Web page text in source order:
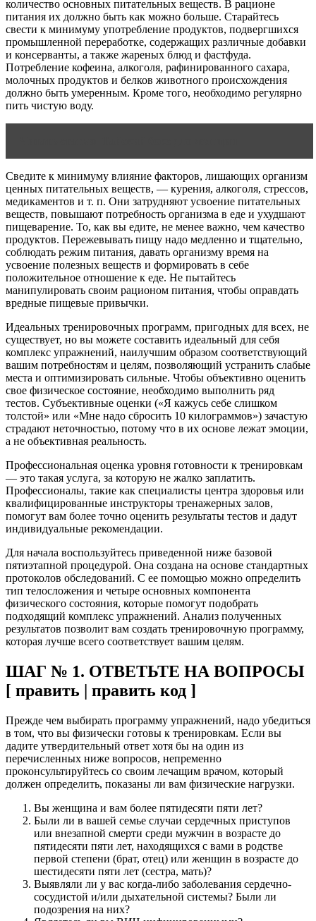
количество основных питательных веществ. В рационе
питания их должно быть как можно больше. Старайтесь
свести к минимуму употребление продуктов, подвергшихся
промышленной переработке, содержащих различные добавки
и консерванты, а также жареных блюд и фастфуда.
Потребление кофеина, алкоголя, рафинированного сахара,
молочных продуктов и белков животного происхождения
должно быть умеренным. Кроме того, необходимо регулярно
пить чистую воду.
Сведите к минимуму влияние факторов, лишающих организм
ценных питательных веществ, — курения, алкоголя, стрессов,
медикаментов и т. п. Они затрудняют усвоение питательных
веществ, повышают потребность организма в еде и ухудшают
пищеварение. То, как вы едите, не менее важно, чем качество
продуктов. Пережевывать пищу надо медленно и тщательно,
соблюдать режим питания, давать организму время на
усвоение полезных веществ и формировать в себе
положительное отношение к еде. Не пытайтесь
манипулировать своим рационом питания, чтобы оправдать
вредные пищевые привычки.
Идеальных тренировочных программ, пригодных для всех, не
существует, но вы можете составить идеальный для себя
комплекс упражнений, наилучшим образом соответствующий
вашим потребностям и целям, позволяющий устранить слабые
места и оптимизировать сильные. Чтобы объективно оценить
свое физическое состояние, необходимо выполнить ряд
тестов. Субъективные оценки («Я кажусь себе слишком
толстой» или «Мне надо сбросить 10 килограммов») зачастую
страдают неточностью, потому что в их основе лежат эмоции,
а не объективная реальность.
Профессиональная оценка уровня готовности к тренировкам
— это такая услуга, за которую не жалко заплатить.
Профессионалы, такие как специалисты центра здоровья или
квалифицированные инструкторы тренажерных залов,
помогут вам более точно оценить результаты тестов и дадут
индивидуальные рекомендации.
Для начала воспользуйтесь приведенной ниже базовой
пятиэтапной процедурой. Она создана на основе стандартных
протоколов обследований. С ее помощью можно определить
тип телосложения и четыре основных компонента
физического состояния, которые помогут подобрать
подходящий комплекс упражнений. Анализ полученных
результатов позволит вам создать тренировочную программу,
которая лучше всего соответствует вашим целям.
ШАГ № 1. ОТВЕТЬТЕ НА ВОПРОСЫ
[ править | править код ]
Прежде чем выбирать программу упражнений, надо убедиться
в том, что вы физически готовы к тренировкам. Если вы
дадите утвердительный ответ хотя бы на один из
перечисленных ниже вопросов, непременно
проконсультируйтесь со своим лечащим врачом, который
должен определить, показаны ли вам физические нагрузки.
Вы женщина и вам более пятидесяти пяти лет?
Были ли в вашей семье случаи сердечных приступов
или внезапной смерти среди мужчин в возрасте до
пятидесяти пяти лет, находящихся с вами в родстве
первой степени (брат, отец) или женщин в возрасте до
шестидесяти пяти лет (сестра, мать)?
Выявляли ли у вас когда-либо заболевания сердечно-
сосудистой и/или дыхательной системы? Были ли
подозрения на них?